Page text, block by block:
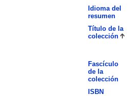
Idioma del
resumen
Título de la
colección
Fascículo
de la
colección
ISBN